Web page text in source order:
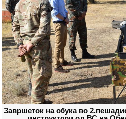
Завршеток на обука во